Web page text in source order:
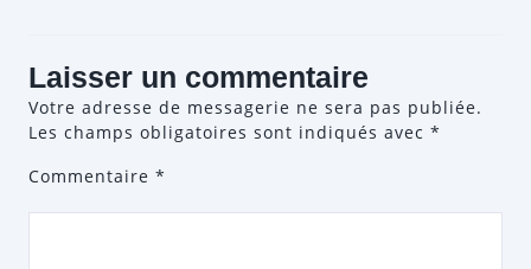
Laisser un commentaire
Votre adresse de messagerie ne sera pas publiée.
Les champs obligatoires sont indiqués avec *
Commentaire *